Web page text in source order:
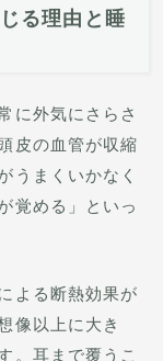
る理由と睡
に外気にさらさ
皮の血管が収縮
うまくいかなく
覚める」といっ
よる断熱効果が
像以上に大き
。耳まで覆うこ